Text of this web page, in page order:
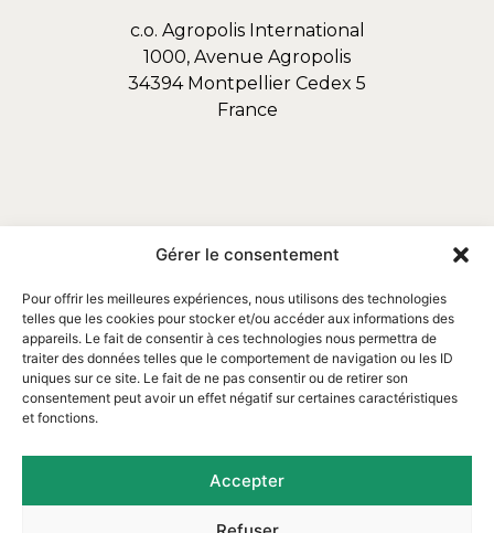
Gérer le consentement
Pour offrir les meilleures expériences, nous utilisons des technologies
telles que les cookies pour stocker et/ou accéder aux informations des
appareils. Le fait de consentir à ces technologies nous permettra de
traiter des données telles que le comportement de navigation ou les ID
uniques sur ce site. Le fait de ne pas consentir ou de retirer son
consentement peut avoir un effet négatif sur certaines caractéristiques
et fonctions.
Accepter
Email : contact@assofortrop.fr​
c.o. Agropolis International
1000, Avenue Agropolis
34394 Montpellier Cedex 5
France